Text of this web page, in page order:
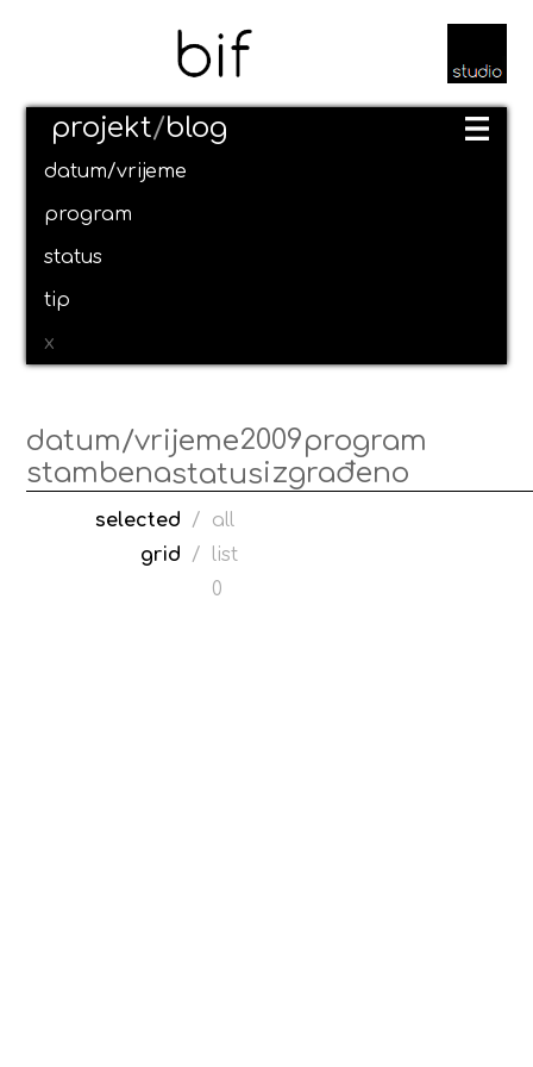
projekt/blog
datum/vrijeme
program
status
tip
x
datum/vrijeme2009program
stambenastatusizgrađeno
selected /
all
grid
/
list
0